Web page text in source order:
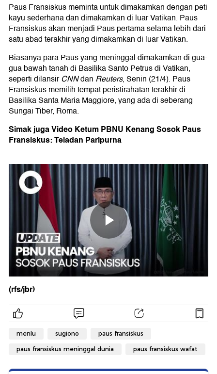
Paus Fransiskus meminta untuk dimakamkan dengan peti
kayu sederhana dan dimakamkan di luar Vatikan. Paus
Fransiskus akan menjadi Paus pertama selama lebih dari
satu abad terakhir yang dimakamkan di luar Vatikan.
Biasanya para Paus yang meninggal dimakamkan di gua-
gua bawah tanah di Basilika Santo Petrus di Vatikan,
seperti dilansirCNNdan Reuters, Senin (21/4). Paus
Fransiskus memilih tempat peristirahatan terakhir di
Basilika Santa Maria Maggiore, yang ada di seberang
Sungai Tiber, Roma.
Simak juga Video Ketum PBNU Kenang Sosok Paus
Fransiskus: Teladan Paripurna
(rfs/jbr)
menlu sugiono paus fransiskus
paus fransiskus meninggal dunia paus fransiskus wafat